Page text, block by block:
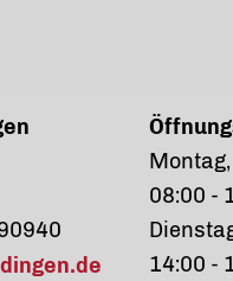
08:00 -
14:00 -